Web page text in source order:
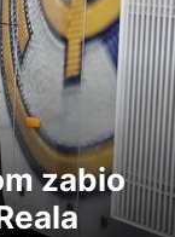
zabio